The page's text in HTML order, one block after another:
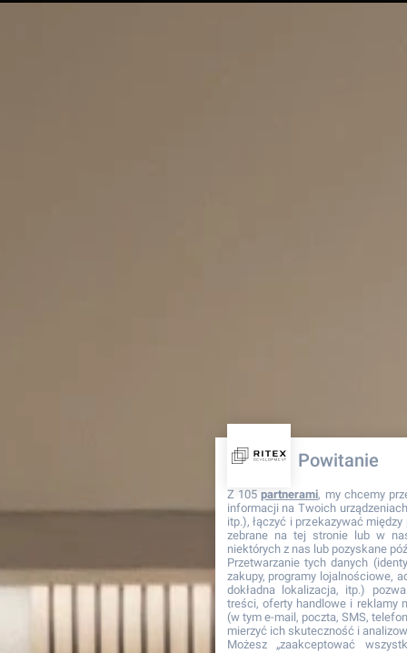
Powitanie
Z 105partnerami, my chcemy
informacji na Twoich
itp.), łączyć i przekazywać
zebrane na tej stronie lub w
niektórych z nas lub pozyskane
Przetwarzanie tych danych
zakupy, programy lojalnościowe,
dokładna lokalizacja, itp.)
treści, oferty handlowe i reklamy
(w tym e-mail, poczta, SMS,
mierzyć ich skuteczność i
Możesz „zaakceptować